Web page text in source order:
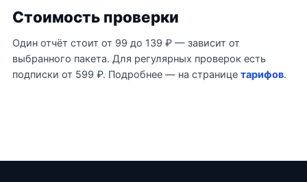
Стоимость проверки
Один отчёт стоит от 99 до 139 ₽ — зависит от
выбранного пакета. Для регулярных проверок есть
подписки от 599 ₽. Подробнее — на странице тарифов.